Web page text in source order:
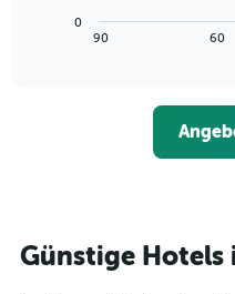
Wochentage
anzeigt.
Zimmerpreis
zeigt,
näher
das
90 60
0
Günstige Hotels